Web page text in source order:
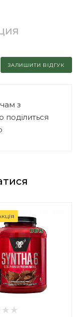
ЗАЛИШИТИ ВІДГУК
з